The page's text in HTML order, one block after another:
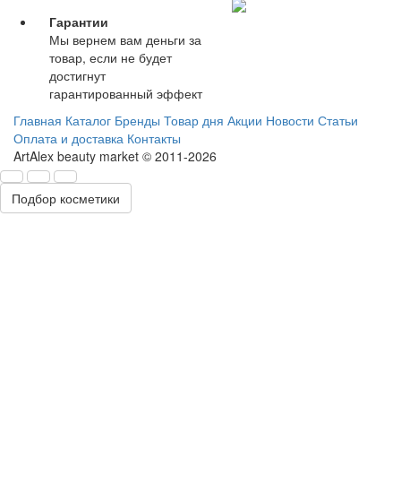
Гарантии
Мы вернем вам деньги за
товар, если не будет
достигнут
гарантированный эффект
Главная Каталог Бренды Товар дня Акции Новости Статьи
Оплата и доставка Контакты
ArtAlex beauty market © 2011-2026
Подбор косметики